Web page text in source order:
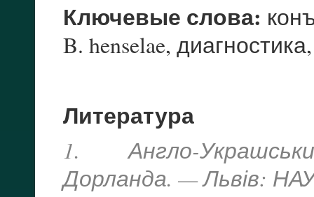
Ключевые слова:
B. henselae,
Литература
1. Англо-
Дорланда. — Львів: